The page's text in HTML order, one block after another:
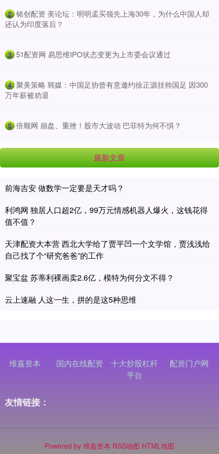
2 ​铭创配资 美论坛：明明孟买领先上海30年，为什么中国人却
还认为印度落后？
3 ​51配资网 易思维IPO状态变更为上市委会议通过
4 ​聚美策略 韩媒：中国足协曾有意邀约徐正源挂帅国足 因300
万年薪被劝退
5 ​倍顺网 崩盘、重挫！股市大波动 巴菲特为何不惧？
最新文章
前海吉安 做数学一定要是天才吗？
利鸿网 独居人口超2亿，99万元情感机器人爆火，这钱花得
值不值？
天津配资大本营 西北大学给了贾平凹一个文学馆，贾浅浅给
自己找了个“研究爸爸”的工作
聚宝盆 苏蒂利裸画卖2.6亿，模特为何分文不得？
云上速融 人这一生，拼的是这5种思维
维嘉资本 国内在线配资
十大炒股杠杆
平台
配资门户网
友情链接：
Powered by 维嘉资本 RSS地图 HTML地图